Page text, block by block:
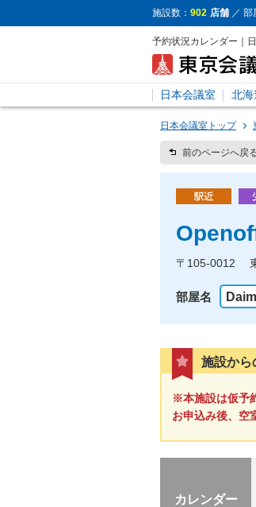
施設数： 902 店舗 ／ 部
予約状況カレンダー｜
日本会議室 北海
日本会議室トップ
前のページへ戻
〒105-0012 東
部屋名
施設から
※本施設は仮予
お申込み後、空
カレンダー